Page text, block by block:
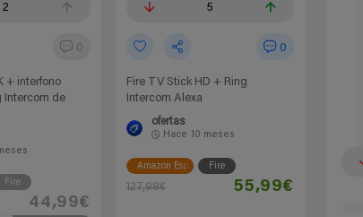
2
0
+ interfono
Intercom de
Fire
44,99€
5
0
Fire TV Stick HD + Ring
Intercom Alexa
ofertas
Hace 10 meses
Amazon España Fire
127,98€ 55,99€